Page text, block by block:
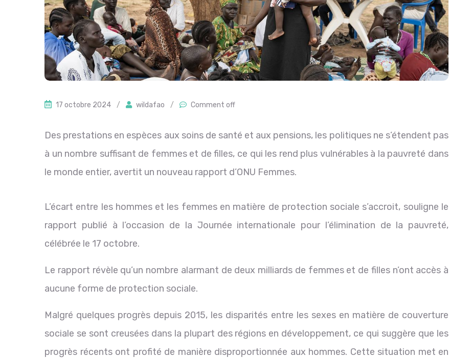
17 octobre 2024 / wildafao / Comment off
Des prestations en espèces aux soins de santé et aux pensions, les politiques ne s’étendent pas
à un nombre suffisant de femmes et de filles, ce qui les rend plus vulnérables à la pauvreté dans
le monde entier, avertit un nouveau rapport d’ONU Femmes.
L’écart entre les hommes et les femmes en matière de protection sociale s’accroit, souligne le
rapport publié à l’occasion de la Journée internationale pour l’élimination de la pauvreté,
célébrée le 17 octobre.
Le rapport révèle qu’un nombre alarmant de deux milliards de femmes et de filles n’ont accès à
aucune forme de protection sociale.
Malgré quelques progrès depuis 2015, les disparités entre les sexes en matière de couverture
sociale se sont creusées dans la plupart des régions en développement, ce qui suggère que les
progrès récents ont profité de manière disproportionnée aux hommes. Cette situation met en